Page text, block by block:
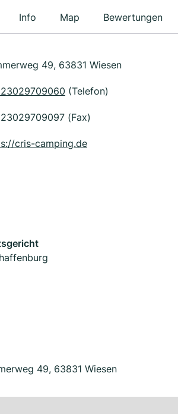
Info Map Bewertungen
49, 63831 Wiesen
(Telefon)
(Fax)
cris-camping.de
49, 63831 Wiesen